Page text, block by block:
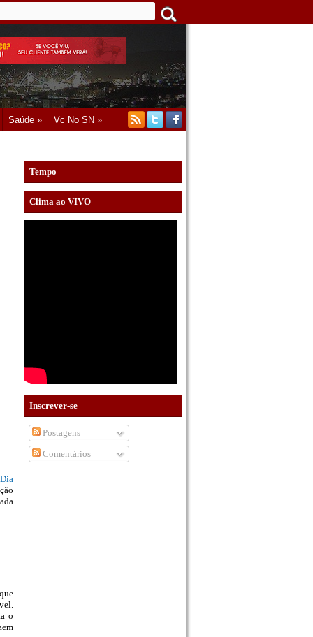
Saúde » Vc No SN »
Dia
o
Tempo
Clima ao VIVO
Inscrever-se
Postagens
Comentários